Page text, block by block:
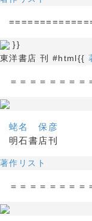
}} [[
東洋書店 刊 #html{{
＝＝＝＝＝＝＝＝
蛯名 保彦
明石書店刊
著作リスト
＝＝＝＝＝＝＝＝